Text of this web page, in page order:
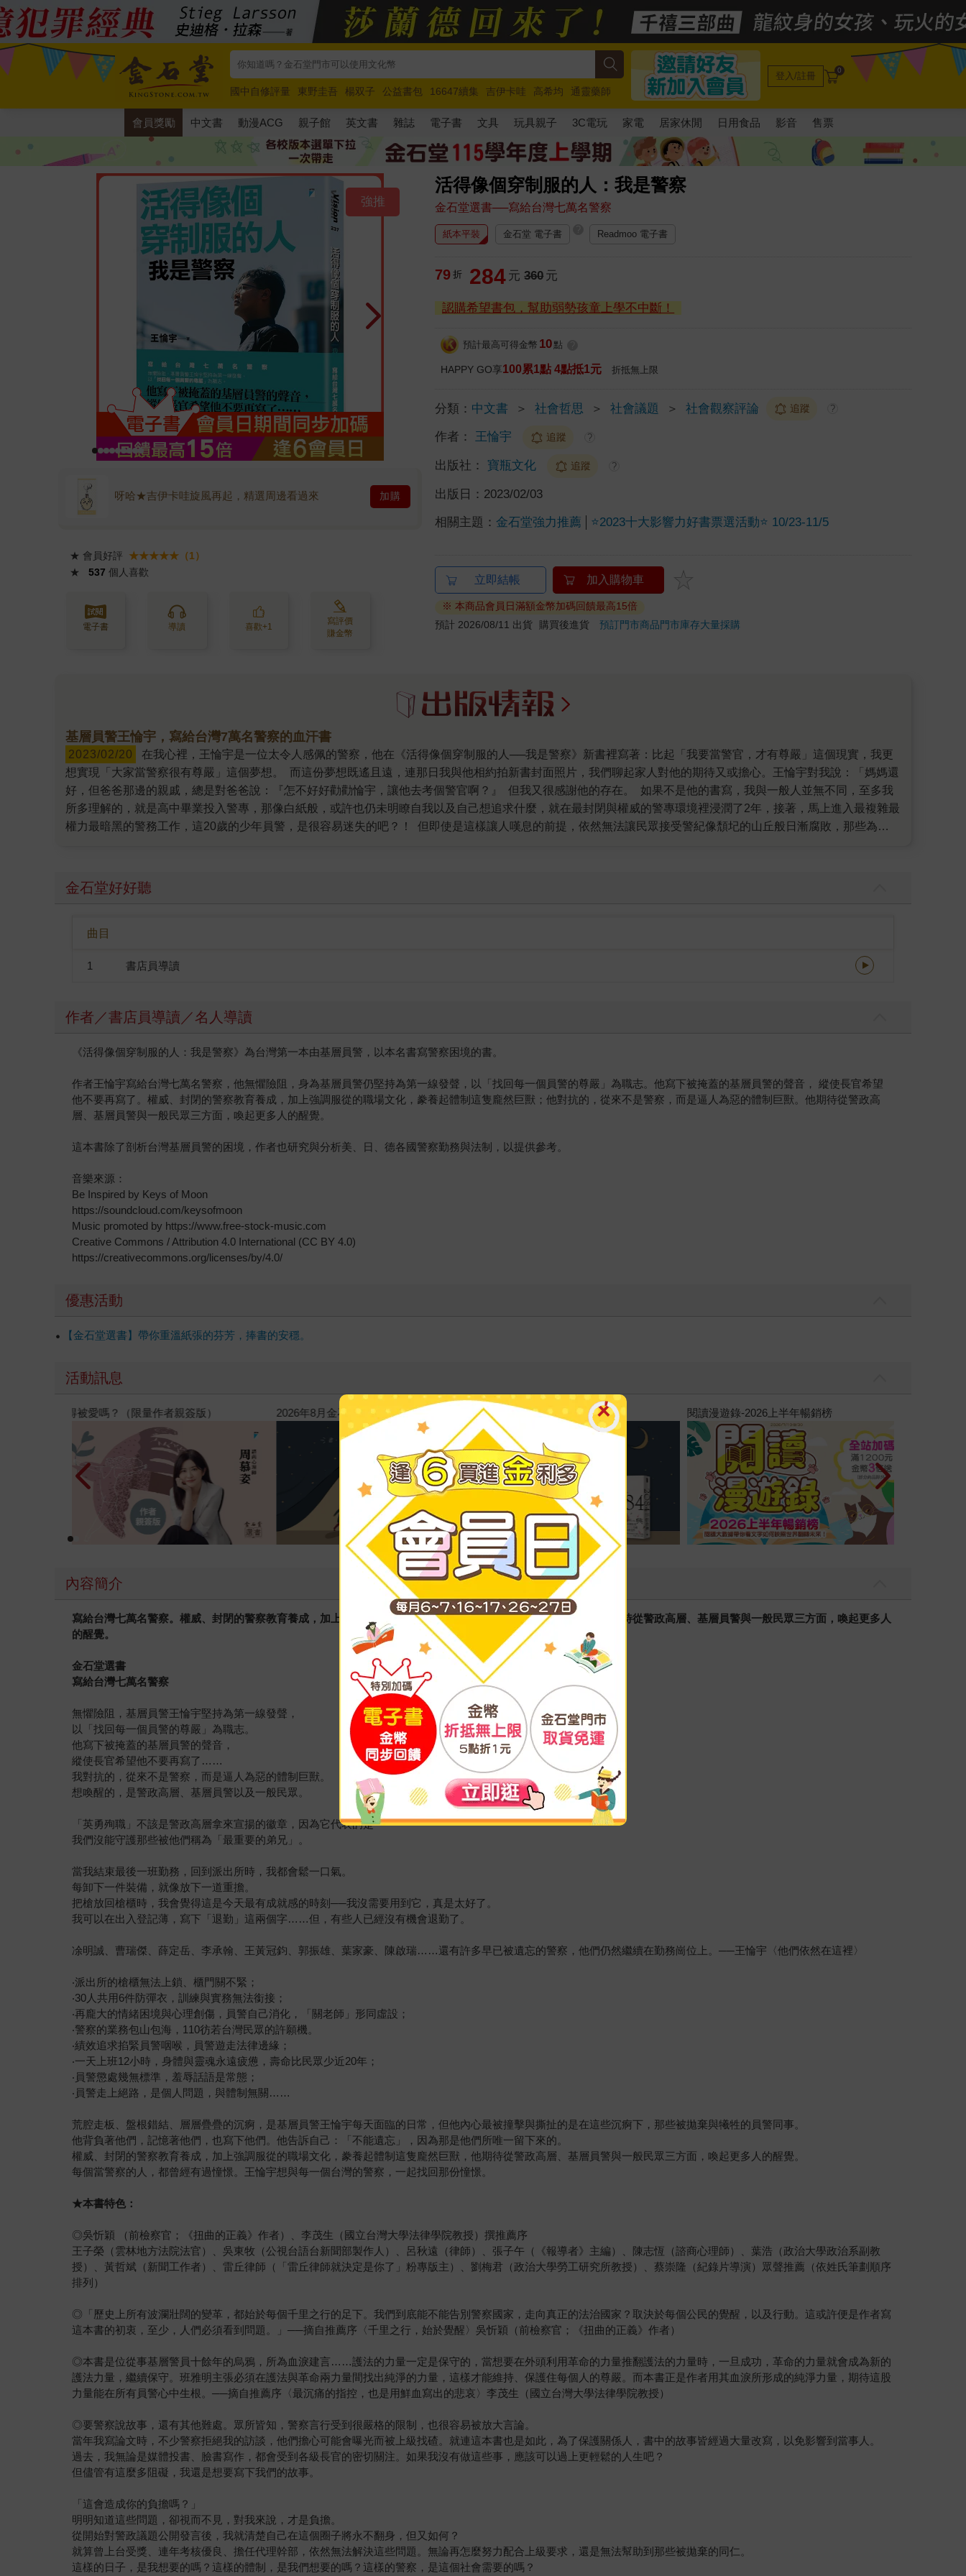
國中自修評量 東野圭吾 楊双子 公益書包 16647續集 吉伊卡哇 高希均
通靈藥師
唯紅花綻放
奧德賽 路邊攤新作 馬斯克 玩具總動員5 超慢跑
登入/註冊 0
會員獎勵 中文書 動漫ACG 親子館 英文書 雜誌 電子書 文具 玩具親子 3C電玩 家電 居家休閒 日用食品 影音 售票
活得像個穿制服的人：我是警察
金石堂選書──寫給台灣七萬名警察
強推
呀哈★吉伊卡哇旋風再起，精選周邊看過來 加購
★ 會員好評
★★★★★（1）
★
537 個人喜歡
電子書 導讀 喜歡+1
寫評價
賺金幣
紙本平裝 金石堂 電子書 Readmoo 電子書
79 折 284 元 360 元
認購希望書包，幫助弱勢孩童上學不中斷！
預計最高可得金幣 10 點
HAPPY GO享100累1點 4點抵1元 折抵無上限
分類： 中文書 ＞ 社會哲思 ＞ 社會議題 ＞ 社會觀察評論 追蹤 ?
作者： 王惀宇 追蹤 ?
出版社： 寶瓶文化 追蹤 ?
出版日： 2023/02/03
相關主題：金石堂強力推薦 ⭐2023十大影響力好書票選活動⭐ 10/23-11/5
立即結帳 加入購物車
※ 本商品會員日滿額金幣加碼回饋最高15倍
預計 2026/08/11 出貨
購買後進貨預訂門市商品門市庫存大量採購
基層員警王惀宇，寫給台灣7萬名警察的血汗書
2023/02/20
想實現「大家當警察很有尊嚴」這個夢想。 而這份夢想既遙且遠，連那日我與他相約拍新書封面照片，我們聊起家人對他的期待又或擔心。王惀宇對我說：「媽媽還
好，但爸爸那邊的親戚，總是對爸爸說：『怎不好好勸勸惀宇，讓他去考個警官啊？』 但我又很感謝他的存在。 如果不是他的書寫，我與一般人並無不同，至多我
所多理解的，就是高中畢業投入警專，那像白紙般，或許也仍未明瞭自我以及自己想追求什麼，就在最封閉與權威的警專環境裡浸潤了2年，接著，馬上進入最複雜最
權力最暗黑的警務工作，這20歲的少年員警，是很容易迷失的吧？！ 但即使是這樣讓人嘆息的前提，依然無法讓民眾接受警紀像頹圮的山丘般日漸腐敗，那些為追
是否將一一○當許願機，所有的問題只要打給一一○，就期待能獲得解決。但那些多數不屬於警察的勤務，只能讓員警疲於奔命；而當員警無權處理，我們再次對警察
失望，加深彼此的不信任與重重裂痕。 但這是一本在艱困與險峻中所寫下的書。因為極其封閉、權威，又強調服從的警界，豈容任何一個人寫出最根本與內在的弊
沉痾深且暗，因為所有原本具理想性的警員一旦成為高層，都快速被體制所收編，那麼，是不是就該有人清楚說明問題在哪裡，一如為本書書寫推薦序的前檢察官吳
金石堂好好聽
曲目
1 書店員導讀
作者／書店員導讀／名人導讀
《活得像個穿制服的人：我是警察》為台灣第一本由基層員警，以本名書寫警察困境的書。
作者王惀宇寫給台灣七萬名警察，他無懼險阻，身為基層員警仍堅持為第一線發聲，以「找回每一個員警的尊嚴」為職志。他寫下被掩蓋的基層員警的聲音， 縱使長官希望
他不要再寫了。權威、封閉的警察教育養成，加上強調服從的職場文化，豢養起體制這隻龐然巨獸；他對抗的，從來不是警察，而是逼人為惡的體制巨獸。他期待從警政高
層、基層員警與一般民眾三方面，喚起更多人的醒覺。
這本書除了剖析台灣基層員警的困境，作者也研究與分析美、日、德各國警察勤務與法制，以提供參考。
音樂來源：
Be Inspired by Keys of Moon
https://soundcloud.com/keysofmoon
Music promoted by https://www.free-stock-music.com
Creative Commons / Attribution 4.0 International (CC BY 4.0)
https://creativecommons.org/licenses/by/4.0/
優惠活動
【金石堂選書】帶你重溫紙張的芬芳，捧書的安穩。
活動訊息
閱讀漫遊錄-2026上半年暢銷榜 飢餓遊戲前傳贈早優券
內容簡介
寫給台灣七萬名警察。權威、封閉的警察教育養成，加上強調服從的職場文化，豢養起體制這隻龐然巨獸，王惀宇期待從警政高層、基層員警與一般民眾三方面，喚起更多人
的醒覺。
金石堂選書
寫給台灣七萬名警察
無懼險阻，基層員警王惀宇堅持為第一線發聲，
以「找回每一個員警的尊嚴」為職志。
他寫下被掩蓋的基層員警的聲音，
縱使長官希望他不要再寫了……
我對抗的，從來不是警察，而是逼人為惡的體制巨獸。
想喚醒的，是警政高層、基層員警以及一般民眾。
「英勇殉職」不該是警政高層拿來宣揚的徽章，因為它代表的是──
我們沒能守護那些被他們稱為「最重要的弟兄」。
當我結束最後一班勤務，回到派出所時，我都會鬆一口氣。
每卸下一件裝備，就像放下一道重擔。
把槍放回槍櫃時，我會覺得這是今天最有成就感的時刻──我沒需要用到它，真是太好了。
我可以在出入登記薄，寫下「退勤」這兩個字……但，有些人已經沒有機會退勤了。
凃明誠、曹瑞傑、薛定岳、李承翰、王黃冠鈞、郭振雄、葉家豪、陳啟瑞……還有許多早已被遺忘的警察，他們仍然繼續在勤務崗位上。──王惀宇〈他們依然在這裡〉
‧派出所的槍櫃無法上鎖、櫃門關不緊；
‧30人共用6件防彈衣，訓練與實務無法銜接；
‧再龐大的情緒困境與心理創傷，員警自己消化，「關老師」形同虛設；
‧警察的業務包山包海，110彷若台灣民眾的許願機。
‧績效追求掐緊員警咽喉，員警遊走法律邊緣；
‧一天上班12小時，身體與靈魂永遠疲憊，壽命比民眾少近20年；
‧員警懲處幾無標準，羞辱話語是常態；
‧員警走上絕路，是個人問題，與體制無關……
荒腔走板、盤根錯結、層層疊疊的沉痾，是基層員警王惀宇每天面臨的日常，但他內心最被撞擊與撕扯的是在這些沉痾下，那些被拋棄與犧牲的員警同事。
他背負著他們，記憶著他們，也寫下他們。他告訴自己：「不能遺忘」，因為那是他們所唯一留下來的。
權威、封閉的警察教育養成，加上強調服從的職場文化，豢養起體制這隻龐然巨獸，他期待從警政高層、基層員警與一般民眾三方面，喚起更多人的醒覺。
每個當警察的人，都曾經有過憧憬。王惀宇想與每一個台灣的警察，一起找回那份憧憬。
★本書特色：
◎吳忻穎 （前檢察官；《扭曲的正義》作者）、李茂生（國立台灣大學法律學院教授）撰推薦序
王子榮（雲林地方法院法官）、吳東牧（公視台語台新聞部製作人）、呂秋遠（律師）、張子午（《報導者》主編）、陳志恆（諮商心理師）、葉浩（政治大學政治系副教
授）、黃哲斌（新聞工作者）、雷丘律師（「雷丘律師就決定是你了」粉專版主）、劉梅君（政治大學勞工研究所教授）、蔡崇隆（紀錄片導演）眾聲推薦（依姓氏筆劃順序
排列）
◎「歷史上所有波瀾壯闊的變革，都始於每個千里之行的足下。我們到底能不能告別警察國家，走向真正的法治國家？取決於每個公民的覺醒，以及行動。這或許便是作者寫
這本書的初衷，至少，人們必須看到問題。」──摘自推薦序〈千里之行，始於覺醒〉吳忻穎（前檢察官；《扭曲的正義》作者）
◎本書是位從事基層警員十餘年的烏鴉，所為血淚建言……護法的力量一定是保守的，當想要在外頭利用革命的力量推翻護法的力量時，一旦成功，革命的力量就會成為新的
護法力量，繼續保守。班雅明主張必須在護法與革命兩力量間找出純淨的力量，這樣才能維持、保護住每個人的尊嚴。而本書正是作者用其血淚所形成的純淨力量，期待這股
力量能在所有員警心中生根。──摘自推薦序〈最沉痛的指控，也是用鮮血寫出的悲哀〉李茂生（國立台灣大學法律學院教授）
◎要警察說故事，還有其他難處。眾所皆知，警察言行受到很嚴格的限制，也很容易被放大言論。
當年我寫論文時，不少警察拒絕我的訪談，他們擔心可能會曝光而被上級找碴。就連這本書也是如此，為了保護關係人，書中的故事皆經過大量改寫，以免影響到當事人。
過去，我無論是媒體投書、臉書寫作，都會受到各級長官的密切關注。如果我沒有做這些事，應該可以過上更輕鬆的人生吧？
但儘管有這麼多阻礙，我還是想要寫下我們的故事。
「這會造成你的負擔嗎？」
明明知道這些問題，卻視而不見，對我來說，才是負擔。
從開始對警政議題公開發言後，我就清楚自己在這個圈子將永不翻身，但又如何？
就算曾上台受獎、連年考核優良、擔任代理幹部，依然無法解決這些問題。無論再怎麼努力配合上級要求，還是無法幫助到那些被拋棄的同仁。
這樣的日子，是我想要的嗎？這樣的體制，是我們想要的嗎？這樣的警察，是這個社會需要的嗎？